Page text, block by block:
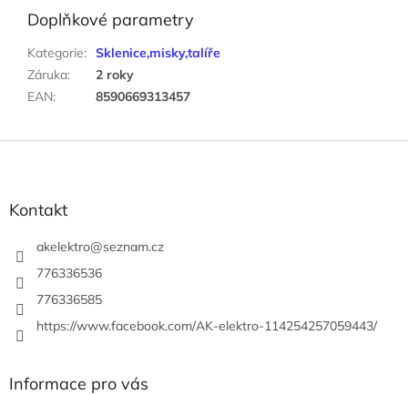
Doplňkové parametry
Kategorie: Sklenice,misky,talíře
Záruka:
2 roky
EAN: 8590669313457
Z
Kontakt
akelektro@seznam.cz
776336536
776336585
https://www.facebook.com/AK-elektro-114254257059443/
Informace pro vás